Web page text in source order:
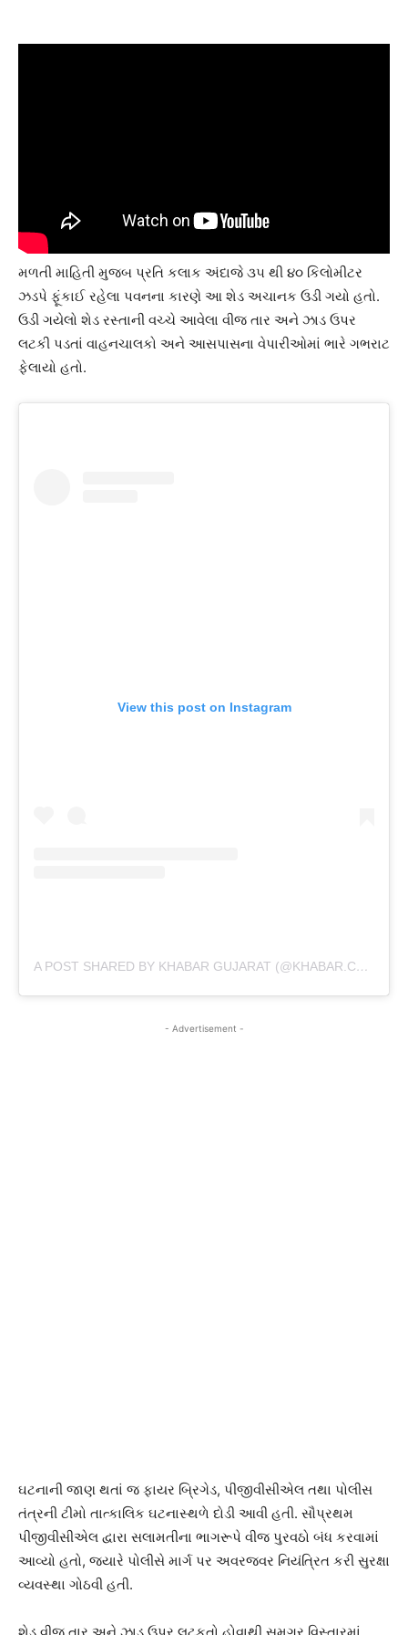
મળતી માહિતી મુજબ પ્રતિ કલાક અંદાજે ૩૫ થી ૪૦ કિલોમીટર
ઝડપે ફૂંકાઈ રહેલા પવનના કારણે આ શેડ અચાનક ઉડી ગયો હતો.
ઉડી ગયેલો શેડ રસ્તાની વચ્ચે આવેલા વીજ તાર અને ઝાડ ઉપર
લટકી પડતાં વાહનચાલકો અને આસપાસના વેપારીઓમાં ભારે ગભરાટ
ફેલાયો હતો.
View this post on Instagram
A POST SHARED BY KHABAR GUJARAT (@KHABAR.COMMUNICATION)
- Advertisement -
ઘટનાની જાણ થતાં જ ફાયર બ્રિગેડ, પીજીવીસીએલ તથા પોલીસ
તંત્રની ટીમો તાત્કાલિક ઘટનાસ્થળે દોડી આવી હતી. સૌપ્રથમ
પીજીવીસીએલ દ્વારા સલામતીના ભાગરૂપે વીજ પુરવઠો બંધ કરવામાં
આવ્યો હતો, જ્યારે પોલીસે માર્ગ પર અવરજવર નિયંત્રિત કરી સુરક્ષા
વ્યવસ્થા ગોઠવી હતી.